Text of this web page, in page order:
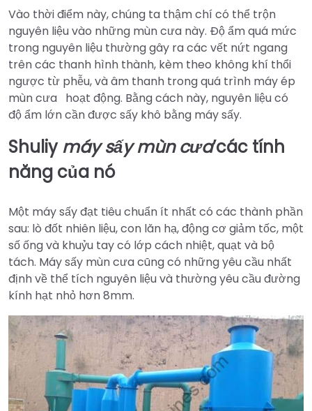
Vào thời điểm này, chúng ta thậm chí có thể trộn
nguyên liệu vào những mùn cưa này. Độ ẩm quá mức
trong nguyên liệu thường gây ra các vết nứt ngang
trên các thanh hình thành, kèm theo không khí thổi
ngược từ phễu, và âm thanh trong quá trình máy ép
mùn cưa hoạt động. Bằng cách này, nguyên liệu có
độ ẩm lớn cần được sấy khô bằng máy sấy.
Shuliymáy sấy mùn cưa’các tính
năng của nó
Một máy sấy đạt tiêu chuẩn ít nhất có các thành phần
sau: lò đốt nhiên liệu, con lăn hạ, động cơ giảm tốc, một
số ống và khuỷu tay có lớp cách nhiệt, quạt và bộ
tách. Máy sấy mùn cưa cũng có những yêu cầu nhất
định về thể tích nguyên liệu và thường yêu cầu đường
kính hạt nhỏ hơn 8mm.